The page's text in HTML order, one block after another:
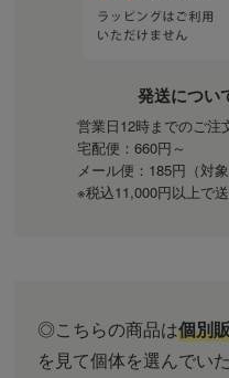
発送につい
営業日12時までのご注
宅配便：660円～
メール便：185円（対象
※税込11,000円以上で
◎こちらの商品は個別
を見て個体を選んでい